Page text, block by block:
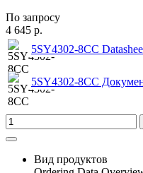
По запросу
4 645 р.
5SY4302-8CC
5SY4302-8CC
Вид продуктов